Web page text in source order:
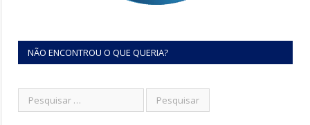
NÃO ENCONTROU O QUE QUERIA?